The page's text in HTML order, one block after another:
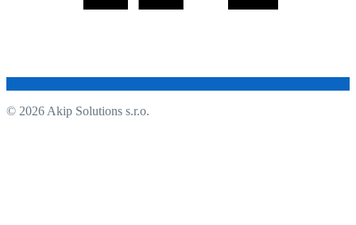
© 2026 Akip Solutions s.r.o.